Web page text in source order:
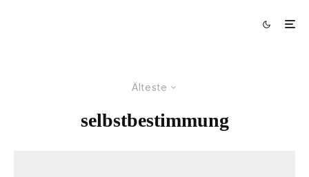
Älteste
selbstbestimmung